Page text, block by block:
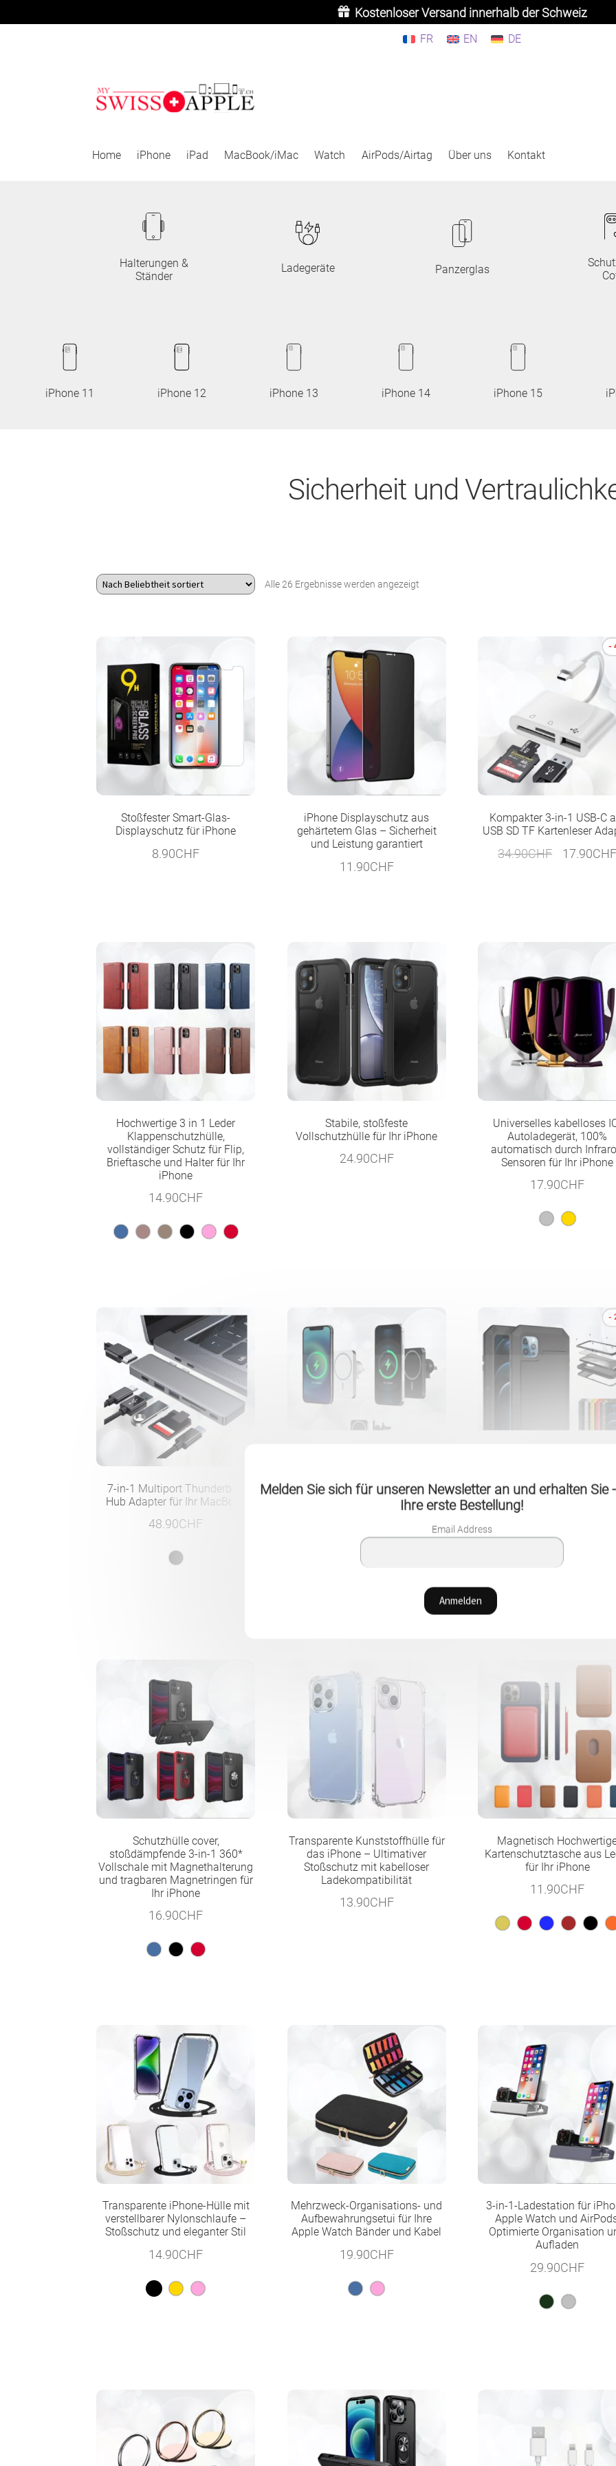
Kostenloser Versand innerhalb der Schweiz
FR EN DE
Zur
Navigation
Zum
Inhalt
Home iPhone iPad MacBook/iMac Watch AirPods/Airtag Über uns Kontakt
Halterungen &
Ständer
Ladegeräte Panzerglas
iPhone 11 iPhone 12 iPhone 13 iPhone 14 iPhone 15
Sicherheit und
Alle 26 Ergebnisse werden angezeigt
Stoßfester Smart-Glas-
Displayschutz für iPhone
8.90CHF
iPhone Displayschutz aus
gehärtetem Glas – Sicherheit
und Leistung garantiert
11.90CHF
Kompakter 3-in-1 USB-C
USB SD TF Kartenleser
-
34.90CHF 17.90CHF
Hochwertige 3 in 1 Leder
Klappenschutzhülle,
vollständiger Schutz für Flip,
Brieftasche und Halter für Ihr
iPhone
14.90CHF
Stabile, stoßfeste
Vollschutzhülle für Ihr iPhone
24.90CHF
Universelles kabelloses
Autoladegerät, 100%
automatisch durch
Sensoren für Ihr iPhone
17.90CHF
7-in-1 Multiport Thunderbolt
Hub Adapter für Ihr MacBook
48.90CHF
Magsafe 15W kompatibles
Schnell-Ladegerät für das Auto
und Halterung für Ihr iPhone
23.90CHF
Unzerbrechliches
Aluminiumgehäuse für Ihr
-
58.90CHF
Preis
Schutzhülle cover,
stoßdämpfende 3-in-1 360*
Vollschale mit Magnethalterung
und tragbaren Magnetringen für
Ihr iPhone
16.90CHF
Transparente Kunststoffhülle für
das iPhone – Ultimativer
Stoßschutz mit kabelloser
Ladekompatibilität
13.90CHF
Magnetisch
Kartenschutztasche aus
für Ihr iPhone
11.90CHF
Transparente iPhone-Hülle mit
verstellbarer Nylonschlaufe –
Stoßschutz und eleganter Stil
14.90CHF
Mehrzweck-Organisations- und
Aufbewahrungsetui für Ihre
Apple Watch Bänder und Kabel
19.90CHF
3-in-1-Ladestation für
Apple Watch und
Optimierte Organisation
Aufladen
29.90CHF
Melden Sie sich für unseren Newsletter an und erhalten Sie
Ihre erste Bestellung!
Email Address